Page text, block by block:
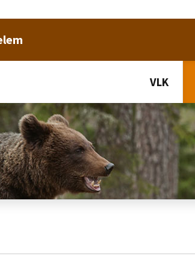
VLK